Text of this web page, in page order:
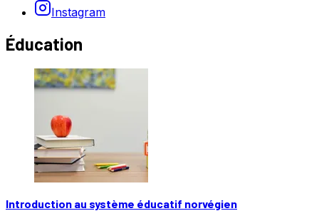
Instagram
Éducation
Introduction au système éducatif norvégien